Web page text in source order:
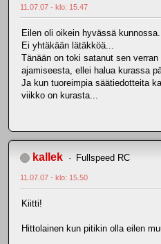
11.07.07 - klo: 15.47
Eilen oli oikein hyvässä kunnossa.
Ei yhtäkään lätäkköä...
Tänään on toki satanut sen
ajamiseesta, ellei halua kurassa
Ja kun tuoreimpia säätiedotteita
viikko on kurasta...
kallek Fullspeed RC
11.07.07 - klo: 15.50
Kiitti!
Hittolainen kun pitikin olla eilen